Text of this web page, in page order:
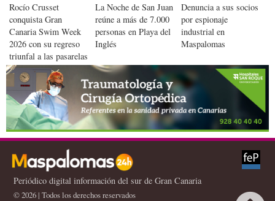
Rocío Crusset
conquista Gran
Canaria Swim Week
2026 con su regreso
triunfal a las pasarelas
La Noche de San Juan
reúne a más de 7.000
personas en Playa del
Inglés
Denuncia a sus socios
por espionaje
industrial en
Maspalomas
Periódico digital información del sur de Gran Canaria
© 2026 | Todos los derechos reservados